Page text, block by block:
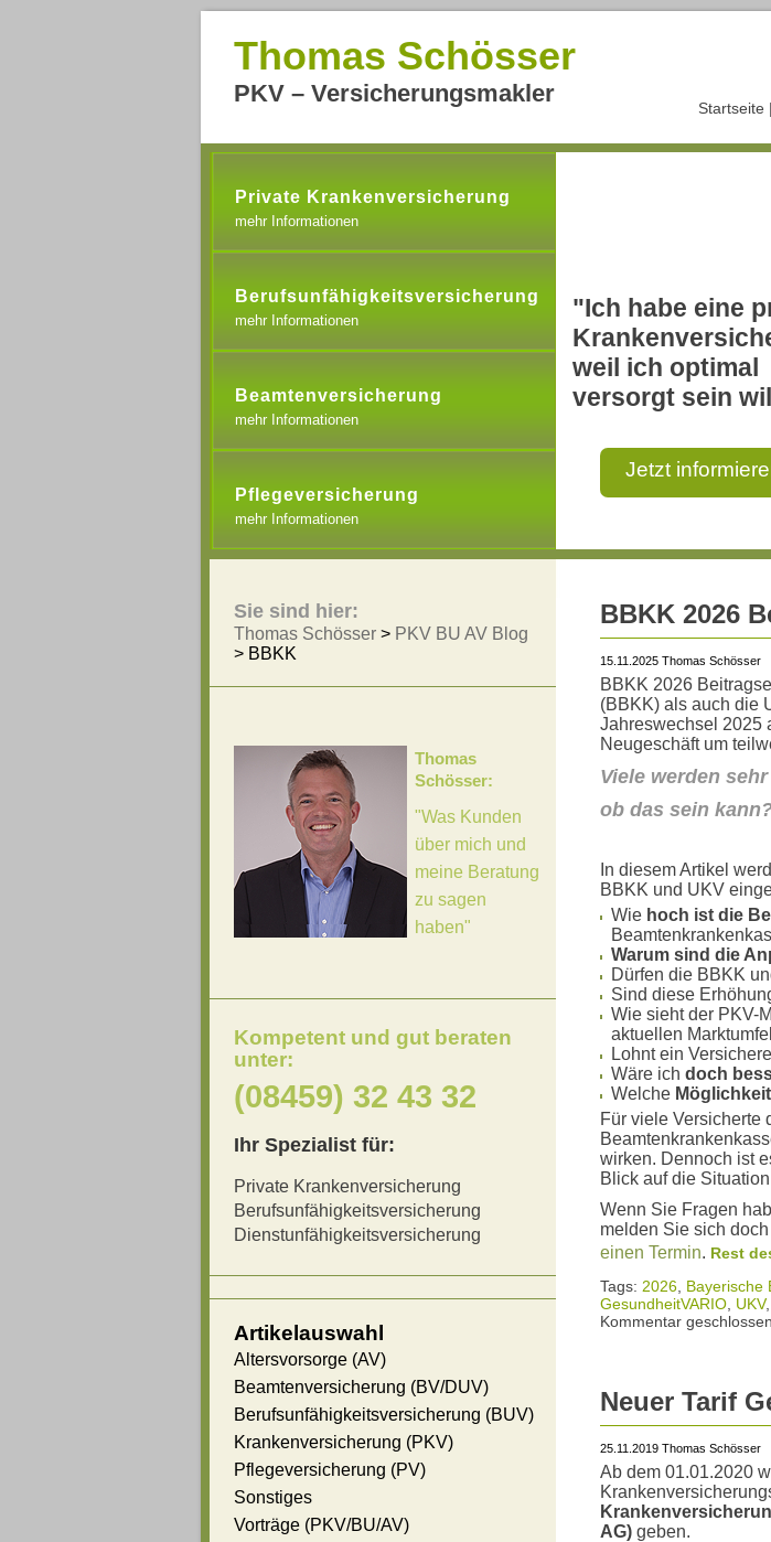
Thomas Schösser
PKV – Versicherungsmakler
Startseite |
Private Krankenversicherung
mehr Informationen
Berufsunfähigkeitsversicherung
mehr Informationen
Beamtenversicherung
mehr Informationen
Pflegeversicherung
mehr Informationen
"Ich habe eine
weil ich optimal
versorgt sein
Jetzt
BBKK 2026
15.11.2025 Thomas Schösser
BBKK 2026
(BBKK) als auch die
Jahreswechsel 2025
Neugeschäft um
Viele werden
ob das sein
In diesem Artikel
BBKK und UKV
Wie hoch ist die
Warum sind die
Dürfen die BBKK
Sind diese
Wie sieht der PKV-
aktuellen
Lohnt ein
Wäre ich doch
Welche
Für viele Versicherte
wirken. Dennoch ist
Blick auf die
Wenn Sie Fragen
melden Sie sich
einen Termin. Rest
Tags: 2026 Bayerische
GesundheitVARIO UKV,
Kommentar geschlossen
Neuer Tarif
25.11.2019 Thomas Schösser
Ab dem 01.01.2020
AG) geben.
Sie sind hier:
Thomas Schösser > PKV BU AV Blog
> BBKK
Thomas
Schösser:
"Was Kunden
über mich und
meine Beratung
zu sagen
haben"
Kompetent und gut beraten
unter:
(08459) 32 43 32
Ihr Spezialist für:
Private Krankenversicherung
Berufsunfähigkeitsversicherung
Dienstunfähigkeitsversicherung
Artikelauswahl
Altersvorsorge (AV)
Beamtenversicherung (BV/DUV)
Berufsunfähigkeitsversicherung (BUV)
Krankenversicherung (PKV)
Pflegeversicherung (PV)
Sonstiges
Vorträge (PKV/BU/AV)